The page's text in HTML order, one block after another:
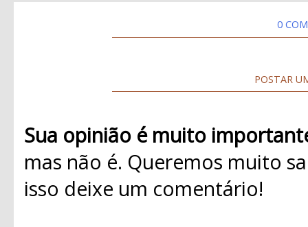
0
POSTAR
Sua opinião é muito
mas não é. Queremos muito
isso deixe um comentário!